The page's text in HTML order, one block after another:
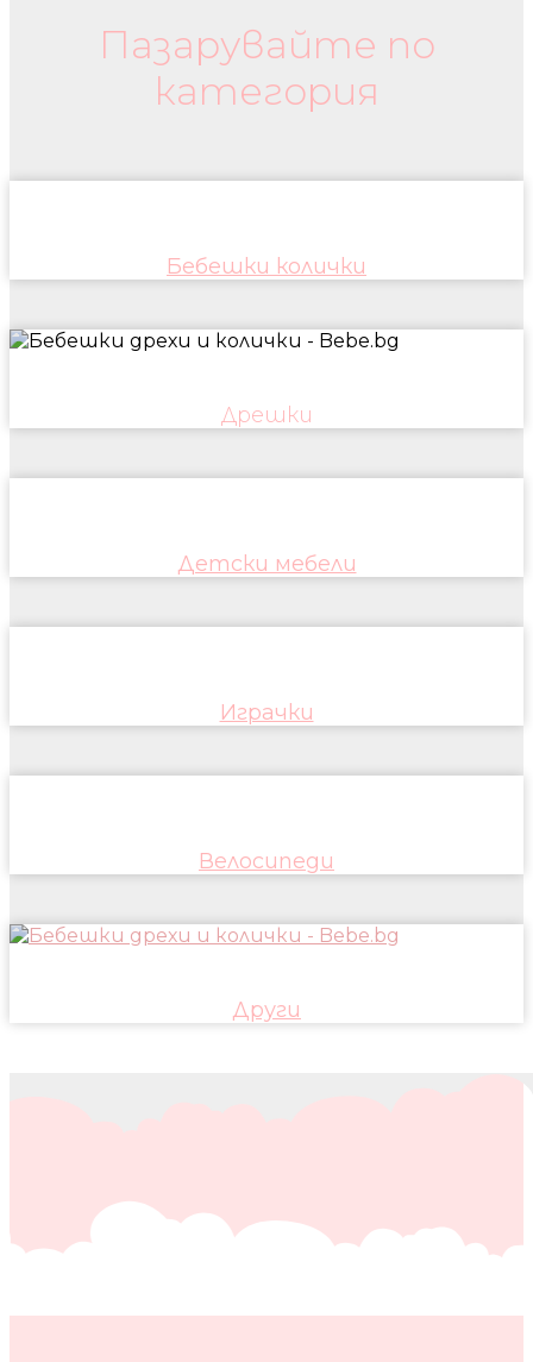
Пазарувайте по
категория
Бебешки колички
Дрешки
Детски мебели
Играчки
Велосипеди
Други